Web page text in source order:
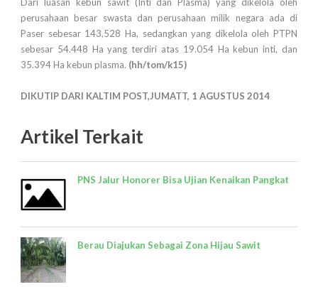
perusahaan besar swasta dan perusahaan milik negara ada di
Paser sebesar 143,528 Ha, sedangkan yang dikelola oleh PTPN
sebesar 54.448 Ha yang terdiri atas 19.054 Ha kebun inti, dan
35.394 Ha kebun plasma. (hh/tom/k15)
DIKUTIP DARI KALTIM POST,JUMATT, 1 AGUSTUS 2014
Artikel Terkait
PNS Jalur Honorer Bisa Ujian Kenaikan Pangkat
Berau Diajukan Sebagai Zona Hijau Sawit